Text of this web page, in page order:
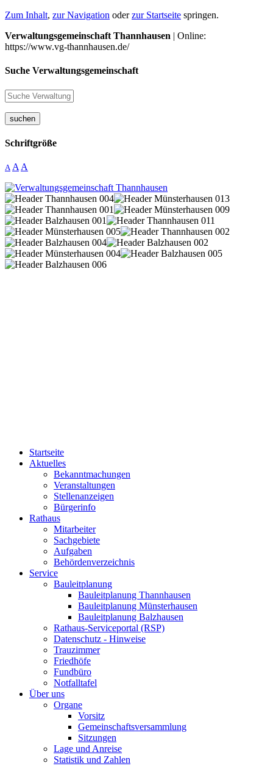
Zum Inhalt, zur Navigation oderzur Startseite springen.
Verwaltungsgemeinschaft Thannhausen | Online:
https://www.vg-thannhausen.de/
Suche Verwaltungsgemeinschaft
suchen
Schriftgröße
A A A
Startseite
Aktuelles
Bekanntmachungen
Veranstaltungen
Stellenanzeigen
Bürgerinfo
Rathaus
Mitarbeiter
Sachgebiete
Aufgaben
Behördenverzeichnis
Service
Bauleitplanung
Bauleitplanung Thannhausen
Bauleitplanung Münsterhausen
Bauleitplanung Balzhausen
Rathaus-Serviceportal (RSP)
Datenschutz - Hinweise
Trauzimmer
Friedhöfe
Fundbüro
Notfalltafel
Über uns
Organe
Vorsitz
Gemeinschaftsversammlung
Sitzungen
Lage und Anreise
Statistik und Zahlen